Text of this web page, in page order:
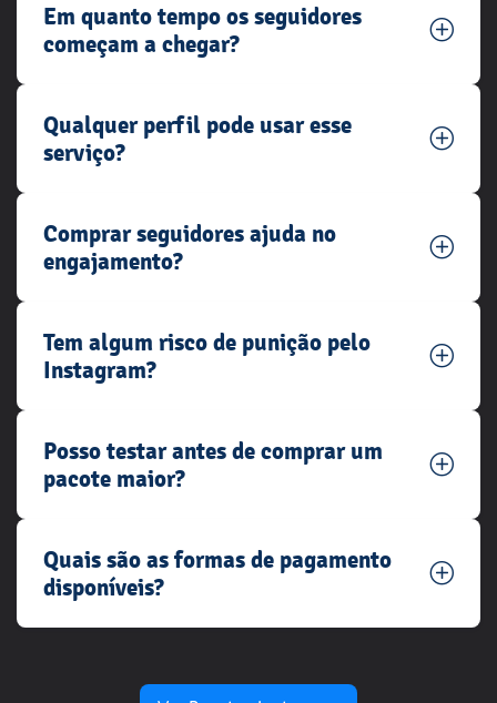
Em quanto tempo os seguidores
começam a chegar?
Qualquer perfil pode usar esse
serviço?
Comprar seguidores ajuda no
engajamento?
Tem algum risco de punição pelo
Instagram?
Posso testar antes de comprar um
pacote maior?
Quais são as formas de pagamento
disponíveis?